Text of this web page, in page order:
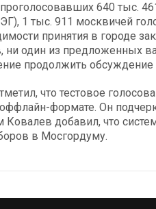
640 тыс.
1 тыс. 911 москвичей
принятия в городе
ни один из предложенных
продолжить
что тестовое
формате. Он
Ковалев добавил, что
в Мосгордуму.